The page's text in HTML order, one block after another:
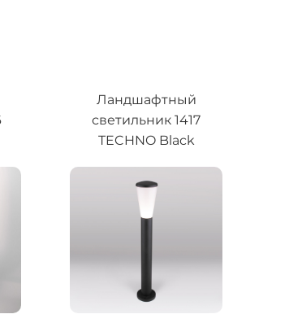
Ландшафтный
светильник 1417
TECHNO Black